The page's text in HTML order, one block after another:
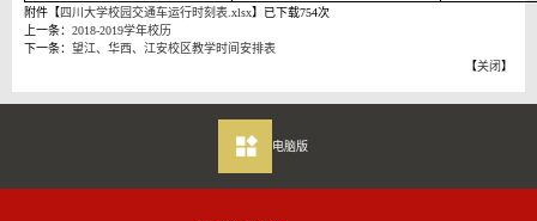
附件【四川大学校园交通车运行时刻表.xlsx】已下载754次
上一条： 2018-2019学年校历
下一条： 望江、华西、江安校区教学时间安排表
【关闭】
电脑版